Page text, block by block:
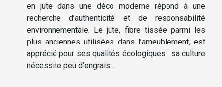
en jute dans une déco moderne répond à une
recherche d’authenticité et de responsabilité
environnementale. Le jute, fibre tissée parmi les
plus anciennes utilisées dans l’ameublement, est
apprécié pour ses qualités écologiques : sa culture
nécessite peu d’engrais...